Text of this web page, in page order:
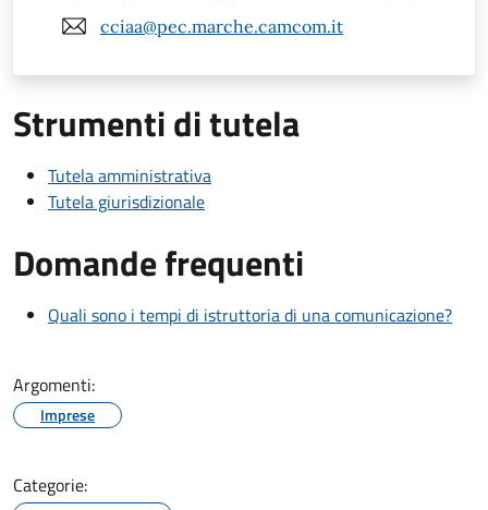
cciaa@pec.marche.camcom.it
Strumenti di tutela
Tutela amministrativa
Tutela giurisdizionale
Domande frequenti
Quali sono i tempi di istruttoria di una comunicazione?
Argomenti:
Imprese
Categorie: